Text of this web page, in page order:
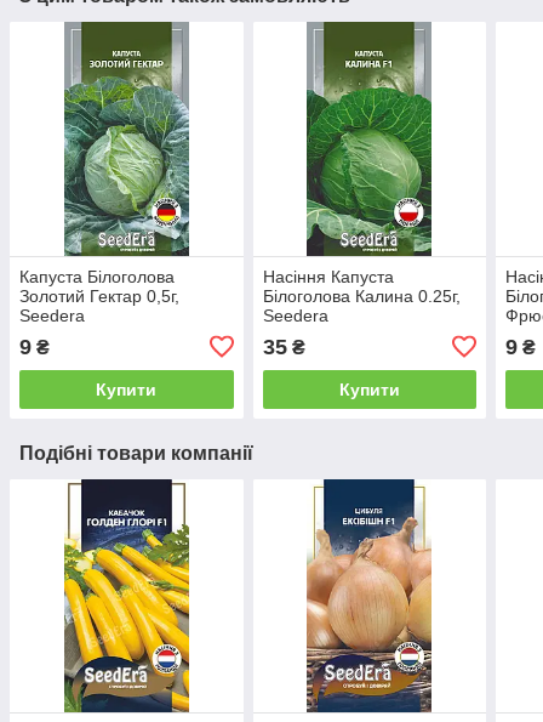
Капуста Білоголова
Золотий Гектар 0,5г,
Seedera
9 ₴
Купити
Насіння Капуста
Білоголова Калина 0.25г,
Seedera
35₴
Купити
9 ₴
Подібні товари компанії